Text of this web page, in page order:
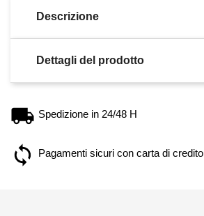
Descrizione
Dettagli del prodotto
Spedizione in 24/48 H
Pagamenti sicuri con carta di credito